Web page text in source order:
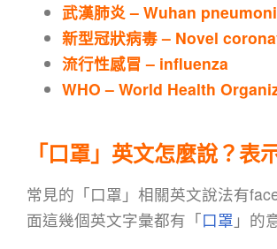
武漢肺炎 – Wuhan
新型冠狀病毒 – Novel
流行性感冒 – influenza
WHO – World Health
「口罩」英文怎麼說？表
常見的「口罩」相關英文說法有
面這幾個英文字彙都有「口罩 」的